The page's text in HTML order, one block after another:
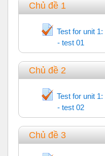
Chủ đề 1
Test for unit
- test 01
Trắc nghiệm
Chủ đề 2
Test for unit
- test 02
Trắc nghiệm
Chủ đề 3